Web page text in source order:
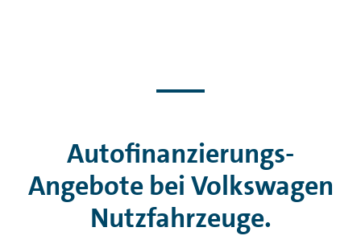
Autofinanzierungs-
Angebote bei Volkswagen
Nutzfahrzeuge.